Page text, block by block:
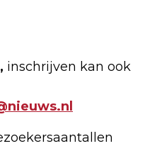
, inschrijven kan ook